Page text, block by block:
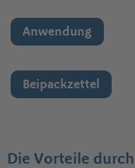
Anwendung
Beipackzettel
Die Vorteile